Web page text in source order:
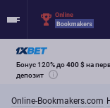
Бонус 120% до400 $на
депозит
Online-Bookmakers.com